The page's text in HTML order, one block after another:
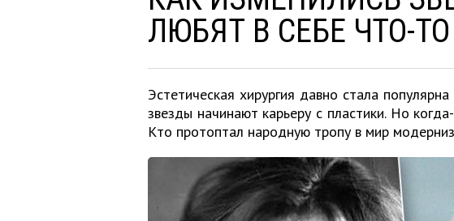
ЛЮБЯТ В СЕБЕ ЧТО-
Эстетическая хирургия давно стала
звезды начинают карьеру с пластики. Но
Кто протоптал народную тропу в мир